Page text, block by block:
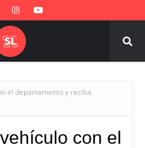
el departamento y reciba
con el